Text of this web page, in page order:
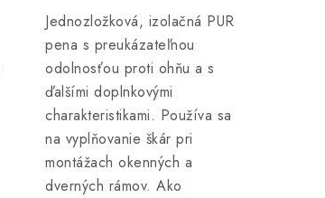
Jednozložková, izolačná PUR
pena s preukázateľnou
odolnosťou proti ohňu a s
ďalšími doplnkovými
charakteristikami. Používa sa
na vyplňovanie škár pri
montážach okenných a
dverných rámov. Ako